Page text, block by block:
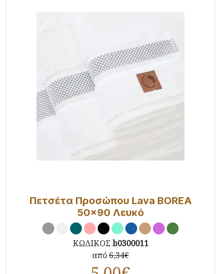
Πετσέτα Προσώπου Lava BOREA
50x90 Λευκό
ΚΩΔΙΚΟΣ b0300011
από6,34€